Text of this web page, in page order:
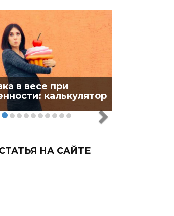
в весе при
калькулятор
НА САЙТЕ